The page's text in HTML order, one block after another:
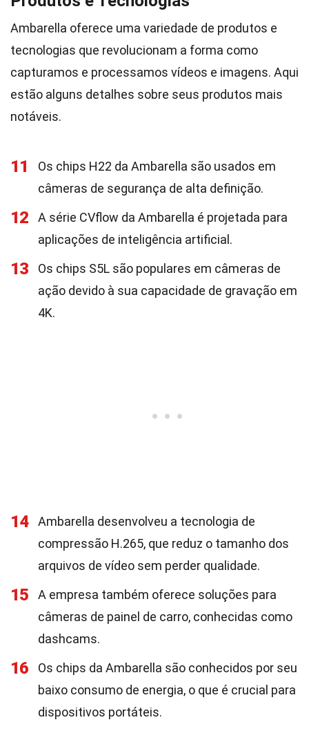
Ambarella oferece uma variedade de produtos e
tecnologias que revolucionam a forma como
capturamos e processamos vídeos e imagens. Aqui
estão alguns detalhes sobre seus produtos mais
notáveis.
11
Os chips H22 da Ambarella são usados em
câmeras de segurança de alta definição.
12
A série CVflow da Ambarella é projetada para
aplicações de inteligência artificial.
13
Os chips S5L são populares em câmeras de
ação devido à sua capacidade de gravação em
4K.
14
Ambarella desenvolveu a tecnologia de
compressão H.265, que reduz o tamanho dos
arquivos de vídeo sem perder qualidade.
15
A empresa também oferece soluções para
câmeras de painel de carro, conhecidas como
dashcams.
16
Os chips da Ambarella são conhecidos por seu
baixo consumo de energia, o que é crucial para
dispositivos portáteis.